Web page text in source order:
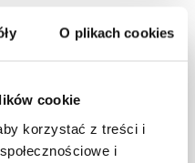
O plikach cookies
cookie
korzystać z treści i
i